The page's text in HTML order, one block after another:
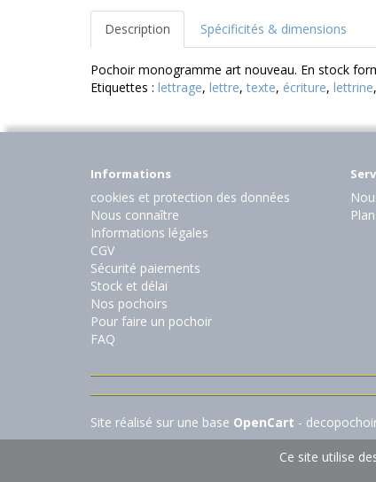
Description Spécificités & dimensions
Pochoir monogramme art nouveau. En stock
Etiquettes : lettrage, lettre,texte, écriture, lettrine,
Informations
cookies et protection des données
Nous connaître
Informations légales
CGV
Sécurité paiements
Stock et délai
Nos pochoirs
Pour faire un pochoir
FAQ
Site réalisé sur une base OpenCart -
Ce site utilise